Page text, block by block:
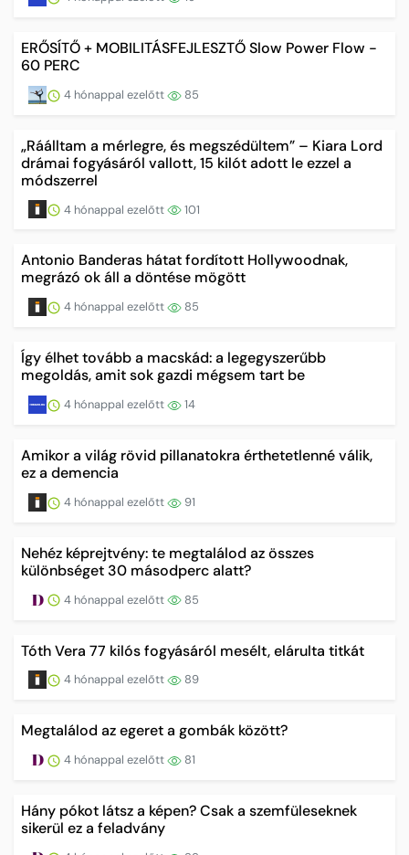
ERŐSÍTŐ + MOBILITÁSFEJLESZTŐ Slow Power Flow -
60 PERC
4 hónappal ezelőtt 85
„Ráálltam a mérlegre, és megszédültem” – Kiara Lord
drámai fogyásáról vallott, 15 kilót adott le ezzel a
módszerrel
4 hónappal ezelőtt 101
Antonio Banderas hátat fordított Hollywoodnak,
megrázó ok áll a döntése mögött
4 hónappal ezelőtt 85
Így élhet tovább a macskád: a legegyszerűbb
megoldás, amit sok gazdi mégsem tart be
4 hónappal ezelőtt 14
Amikor a világ rövid pillanatokra érthetetlenné válik,
ez a demencia
4 hónappal ezelőtt 91
Nehéz képrejtvény: te megtalálod az összes
különbséget 30 másodperc alatt?
4 hónappal ezelőtt 85
Tóth Vera 77 kilós fogyásáról mesélt, elárulta titkát
4 hónappal ezelőtt 89
Megtalálod az egeret a gombák között?
4 hónappal ezelőtt 81
Hány pókot látsz a képen? Csak a szemfüleseknek
sikerül ez a feladvány